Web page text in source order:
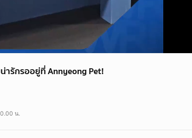
รักรออยู่ที่ Annyeong Pet!
น.